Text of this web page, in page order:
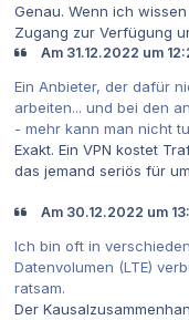
Genau. Wenn ich
Zugang zur Verfügung
Am 31.12.2022 um
Ein Anbieter, der dafür
arbeiten... und bei den
- mehr kann man nicht
Exakt. Ein VPN kostet
das jemand seriös für
Am 30.12.2022 um
Ich bin oft in
Datenvolumen (LTE)
ratsam.
Der